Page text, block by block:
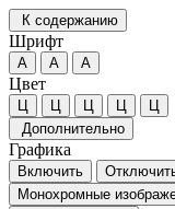
К содержанию
Шрифт
А А А
Цвет
Ц Ц Ц Ц
Ц
Дополнительно
Графика
Включить
Монохромные